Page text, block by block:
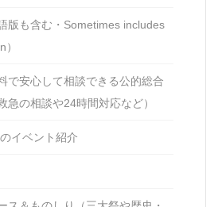
版も含む・Sometimes includes
安心して相談できる公的総合
急の相談や24時間対応など）
イベント紹介